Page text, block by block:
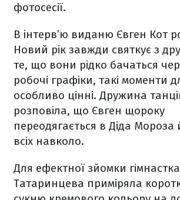
фотосесії.
В інтерв’ю виданю Євген Кот
Новий рік завжди святкує з
те, що вони рідко бачаться
робочі графіки, такі моменти
особливо цінні. Дружина
розповіла, що Євген щороку
переодягається в Діда Мороза
всіх навколо.
Для ефектної зйомки
Татаринцева приміряла